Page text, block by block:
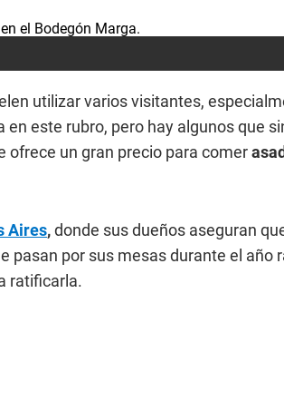
utilizar varios visitantes,
en este rubro, pero hay algunos que
ofrece un gran precio para comer
Aires,donde sus dueños aseguran
pasan por sus mesas durante el año
ratificarla.